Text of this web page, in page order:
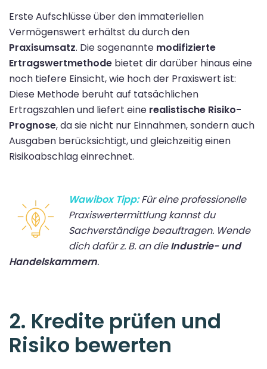
Erste Aufschlüsse über den immateriellen
Vermögenswert erhältst du durch den
Praxisumsatz. Die sogenannte modifizierte
Ertragswertmethode bietet dir darüber hinaus eine
noch tiefere Einsicht, wie hoch der Praxiswert ist:
Diese Methode beruht auf tatsächlichen
Ertragszahlen und liefert eine realistische Risiko-
Prognose, da sie nicht nur Einnahmen, sondern auch
Ausgaben berücksichtigt, und gleichzeitig einen
Risikoabschlag einrechnet.
Wawibox Tipp:Für eine professionelle
Praxiswertermittlung kannst du
Sachverständige beauftragen. Wende
dich dafür z. B. an dieIndustrie- und
Handelskammern.
2. Kredite prüfen und
Risiko bewerten